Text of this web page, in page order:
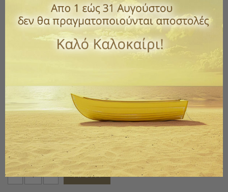
με ΦΠΑ
Χαρτινα Σακουλάκια Βεζιτάλ σε λευκό χρώμα.
Το χαρακτηριστικό γνώρισμα του υλικού βεζιτάλ είναι η
την υγρασία των ειδών που τοποθετείτε μέσα χωρίς να
λερώνεται το εξωτερικό μέρος της σακούλας.
Διαστάσεις Μήκος: 9,5cm Υψος: 19cm
Ποσότητα
ΑΓΟΡΆ